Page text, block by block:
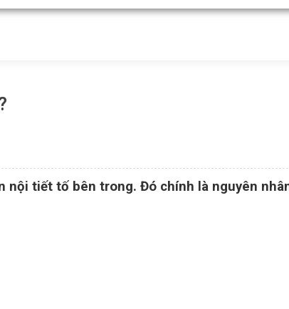
nội tiết tố bên trong. Đó chính là nguyên